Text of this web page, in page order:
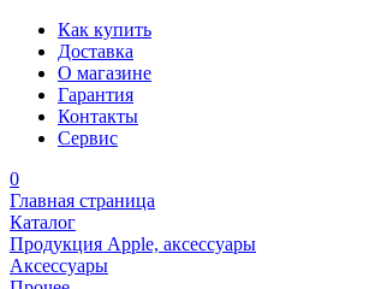
Как купить
Доставка
О магазине
Гарантия
Контакты
Сервис
0
Главная страница
Каталог
Продукция Apple, аксессуары
Аксессуары